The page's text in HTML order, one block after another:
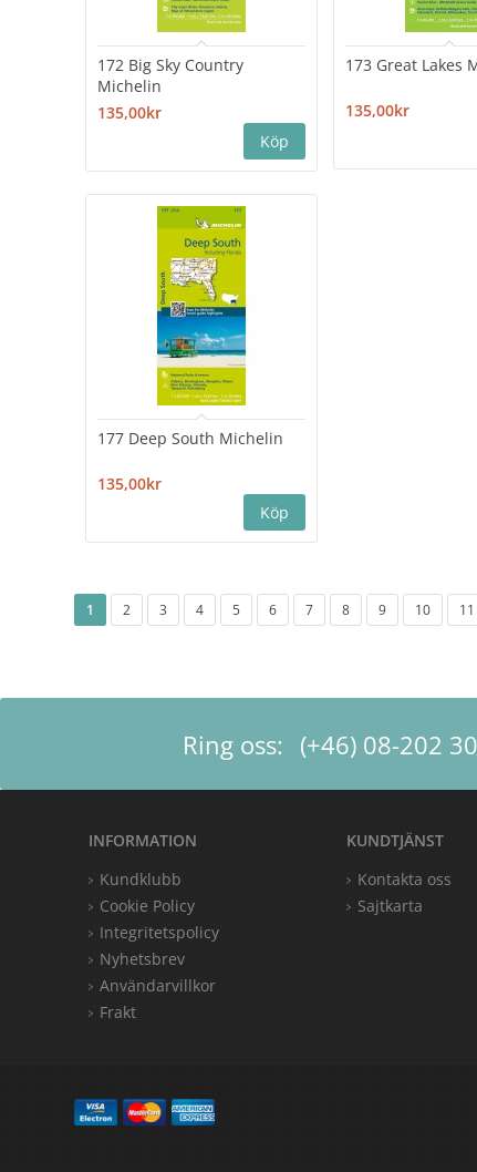
172 Big Sky Country
Michelin
135,00kr
173 Great Lakes
135,00kr
177 Deep South Michelin
135,00kr
1 2 3 4 5 6 7 8 9 10 11
Ring oss: (+46) 08-202
KUNDTJÄNST
Kontakta oss
Sajtkarta
INFORMATION
Kundklubb
Cookie Policy
Integritetspolicy
Nyhetsbrev
Användarvillkor
Frakt